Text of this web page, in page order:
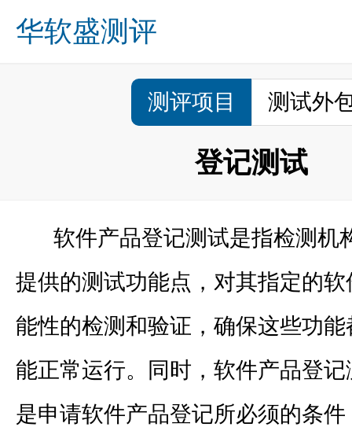
华软盛测评
测评项目 测试外
登记测试
软件产品登记测试是指检测机
提供的测试功能点，对其指定的
能性的检测和验证，确保这些功
能正常运行。同时，软件产品登
是申请软件产品登记所必须的条